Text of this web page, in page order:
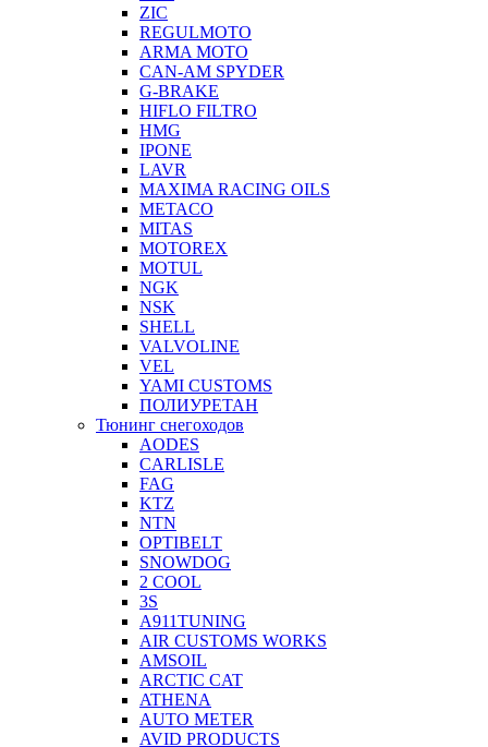
ZIC
REGULMOTO
ARMA MOTO
CAN-AM SPYDER
G-BRAKE
HIFLO FILTRO
HMG
IPONE
LAVR
MAXIMA RACING OILS
METACO
MITAS
MOTOREX
MOTUL
NGK
NSK
SHELL
VALVOLINE
VEL
YAMI CUSTOMS
ПОЛИУРЕТАН
Тюнинг снегоходов
AODES
CARLISLE
FAG
KTZ
NTN
OPTIBELT
SNOWDOG
2 СOOL
3S
A911TUNING
AIR CUSTOMS WORKS
AMSOIL
ARCTIC CAT
ATHENA
AUTO METER
AVID PRODUCTS